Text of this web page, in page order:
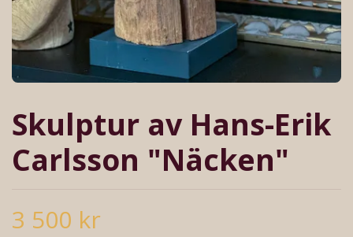
Skulptur av Hans-Erik
Carlsson "Näcken"
3 500 kr